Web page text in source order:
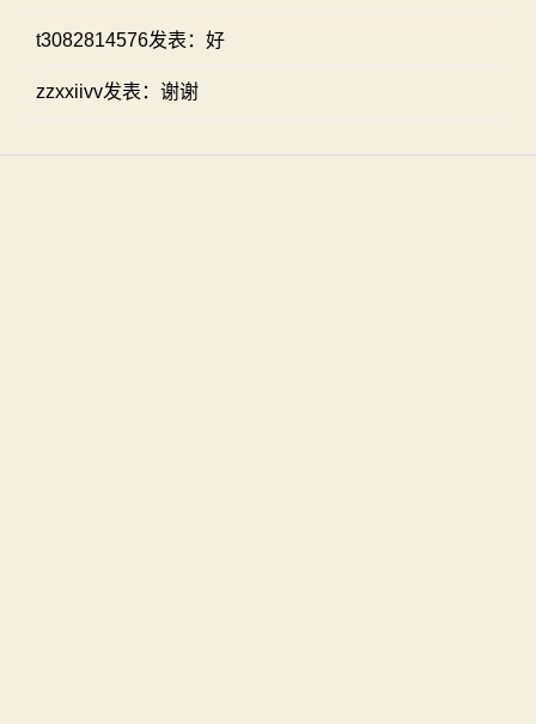
t3082814576发表：好
zzxxiivv发表：谢谢